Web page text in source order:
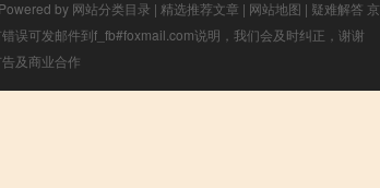
Powered by 网站分类目录 | 精选推荐文章 | 网站地图 | 疑难解答
误可发邮件到f_fb#foxmail.com说明，我们会及时纠正，谢谢
及商业合作